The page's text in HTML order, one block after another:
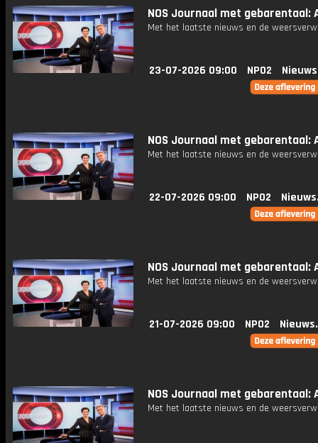
NOS Journaal met gebarentaal:
Met het laatste nieuws en de
23-07-2026 09:00 NPO2
NOS Journaal met gebarentaal:
Met het laatste nieuws en de
22-07-2026 09:00 NPO2
NOS Journaal met gebarentaal:
Met het laatste nieuws en de
21-07-2026 09:00 NPO2
NOS Journaal met gebarentaal:
Met het laatste nieuws en de